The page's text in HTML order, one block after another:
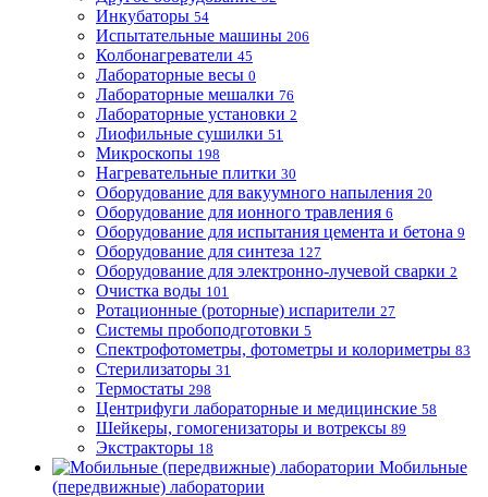
Инкубаторы 54
Испытательные машины 206
Колбонагреватели 45
Лабораторные весы 0
Лабораторные мешалки 76
Лабораторные установки 2
Лиофильные сушилки 51
Микроскопы 198
Нагревательные плитки 30
Оборудование для вакуумного напыления 20
Оборудование для ионного травления 6
Оборудование для испытания цемента и бетона 9
Оборудование для синтеза 127
Оборудование для электронно-лучевой сварки 2
Очистка воды 101
Ротационные (роторные) испарители 27
Системы пробоподготовки 5
Спектрофотометры, фотометры и колориметры 83
Стерилизаторы 31
Термостаты 298
Центрифуги лабораторные и медицинские 58
Шейкеры, гомогенизаторы и вотрексы 89
Экстракторы 18
Мобильные
(передвижные) лаборатории